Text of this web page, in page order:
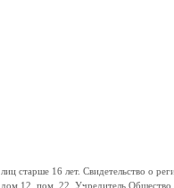
16 лет. Свидетельство о
12, пом. 22. Учредитель